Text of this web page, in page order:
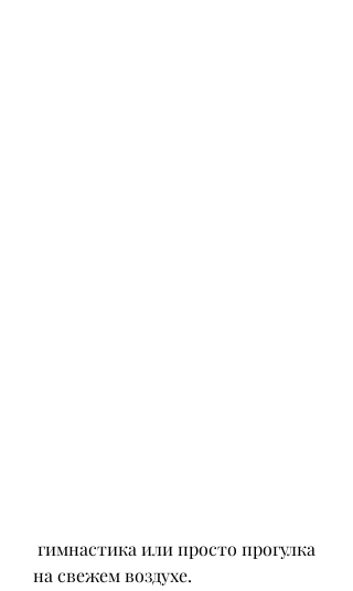
на свежем воздухе.